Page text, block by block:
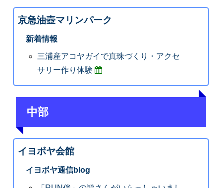
京急油壺マリンパーク
新着情報
三浦産アコヤガイで真珠づくり・アクセ
サリー作り体験
中部
イヨボヤ会館
イヨボヤ通信blog